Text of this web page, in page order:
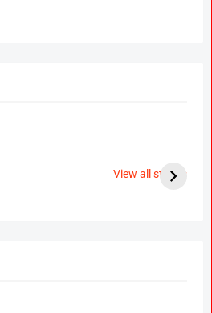
View all stories